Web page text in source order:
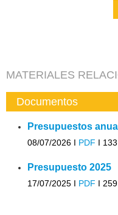
MATERIALES
Documentos
Presupuestos
08/07/2026 I PDF I
Presupuesto 2025
17/07/2025 I PDF I